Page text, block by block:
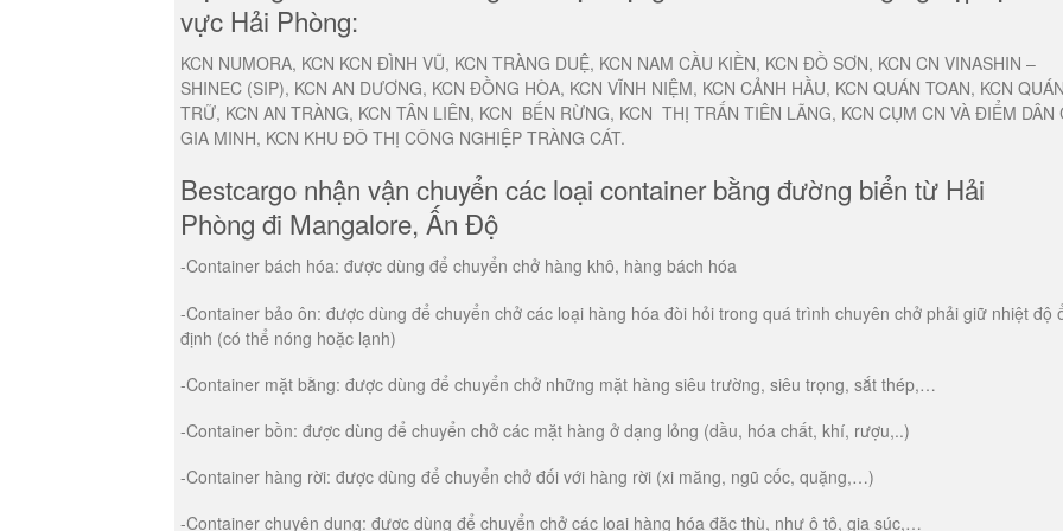
vực Hải Phòng:
KCN NUMORA, KCN KCN ĐÌNH VŨ, KCN TRÀNG DUỆ, KCN NAM CẦU KIỀN, KCN ĐỒ SƠN, KCN CN VINASHIN –
SHINEC (SIP), KCN AN DƯƠNG, KCN ĐỒNG HÒA, KCN VĨNH NIỆM, KCN CẢNH HẦU, KCN QUÁN TOAN, KCN QUÁN
TRỮ, KCN AN TRÀNG, KCN TÂN LIÊN, KCN BẾN RỪNG, KCN THỊ TRẤN TIÊN LÃNG, KCN CỤM CN VÀ ĐIỂM DÂN
GIA MINH, KCN KHU ĐÔ THỊ CÔNG NGHIỆP TRÀNG CÁT.
Bestcargo nhận vận chuyển các loại container bằng đường biển từ Hải
Phòng đi Mangalore, Ấn Độ
-Container bách hóa: được dùng để chuyển chở hàng khô, hàng bách hóa
-Container bảo ôn: được dùng để chuyển chở các loại hàng hóa đòi hỏi trong quá trình chuyên chở phải giữ nhiệt độ
định (có thể nóng hoặc lạnh)
-Container mặt bằng: được dùng để chuyển chở những mặt hàng siêu trường, siêu trọng, sắt thép,…
-Container bồn: được dùng để chuyển chở các mặt hàng ở dạng lỏng (dầu, hóa chất, khí, rượu,..)
-Container hàng rời: được dùng để chuyển chở đối với hàng rời (xi măng, ngũ cốc, quặng,…)
-Container chuyên dụng: được dùng để chuyển chở các loại hàng hóa đặc thù, như ô tô, gia súc,…